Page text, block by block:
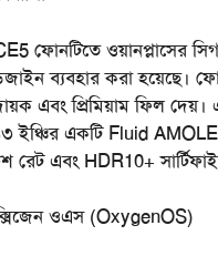
ফোনটিতে ওয়ানপ্লাসের
ব্যবহার করা হয়েছে।
এবং প্রিমিয়াম ফিল দেয়।
ইঞ্চির একটি Fluid
রেট এবং HDR10+
ওএস(OxygenOS)